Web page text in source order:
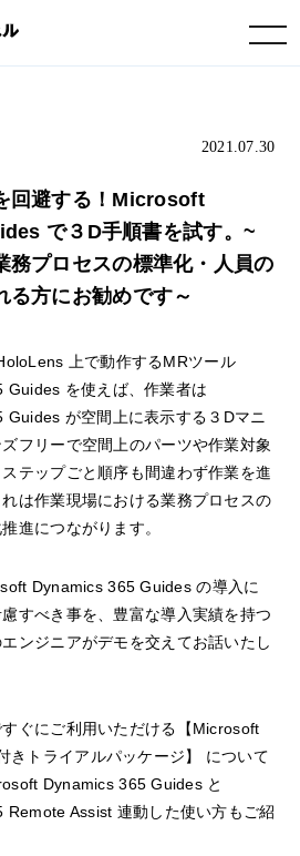
toggle navigation
2021.07.30
回避する！Microsoft
で３D手順書を試す。~
務プロセスの標準化・人員の
る方にお勧めです～
上で動作するMRツール
を使えば、作業者は
が空間上に表示する３Dマニ
フリーで空間上のパーツや作業対象
テップごと順序も間違わず作業を進
は作業現場における業務プロセスの
進につながります。
Dynamics 365 Guides の導入に
すべき事を、豊富な導入実績を持つ
ンジニアがデモを交えてお話いたし
ぐにご利用いただける【Microsoft
きトライアルパッケージ】 について
Dynamics 365 Guides と
Assist 連動した使い方もご紹